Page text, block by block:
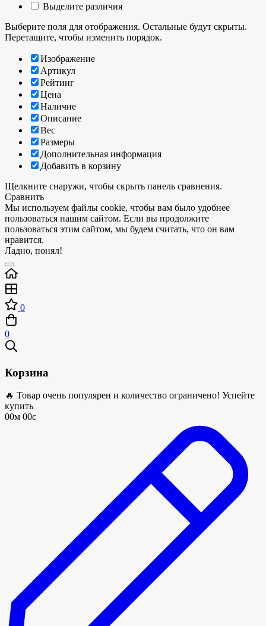
Выделите различия
Выберите поля для отображения. Остальные будут скрыты.
Перетащите, чтобы изменить порядок.
Изображение
Артикул
Рейтинг
Цена
Наличие
Описание
Вес
Размеры
Дополнительная информация
Добавить в корзину
Щелкните снаружи, чтобы скрыть панель сравнения.
Сравнить
Мы используем файлы cookie, чтобы вам было удобнее
пользоваться нашим сайтом. Если вы продолжите
пользоваться этим сайтом, мы будем считать, что он вам
нравится.
Ладно, понял!
0
0
Корзина
🔥 Товар очень популярен и количество ограничено! Успейте
купить
00м 00с